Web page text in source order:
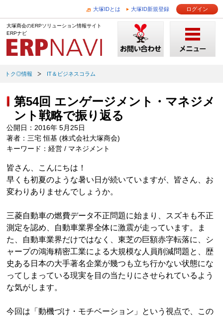
大塚IDとは 大塚ID新規登録 ログイン
大塚商会のERPソリューション情報サイト
ERPナビ
トク◎情報 IT＆ビジネスコラム
第54回 エンゲージメント・マネジメ
ント戦略で振り返る
公開日：2016年 5月25日
著者：三宅 恒基 (株式会社大塚商会)
キーワード：経営 / マネジメント
皆さん、こんにちは！
早くも初夏のような暑い日が続いていますが、皆さん、お
変わりありませんでしょうか。
三菱自動車の燃費データ不正問題に始まり、スズキも不正
測定を認め、自動車業界全体に激震が走っています。ま
た、自動車業界だけではなく、東芝の巨額赤字転落に、シ
ャープの鴻海精密工業による大規模な人員削減問題と、歴
史ある日本の大手著名企業が幾つも立ち行かない状態にな
ってしまっている現実を目の当たりにさせられているよう
な気がします。
今回は「動機づけ・モチベーション」という視点で、この